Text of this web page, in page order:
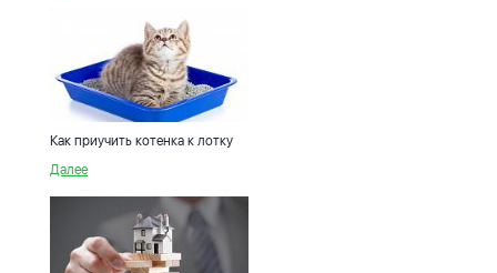
Как приучить котенка к лотку
Далее